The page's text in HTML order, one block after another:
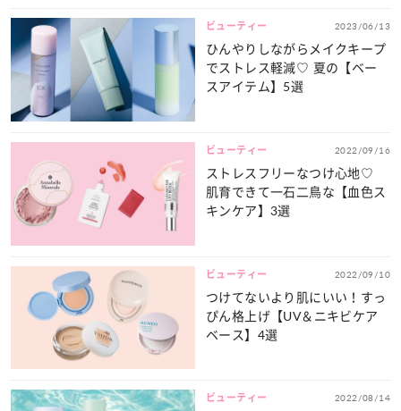
ビューティー 2023/06/13
ひんやりしながらメイクキープ
でストレス軽減♡ 夏の【ベー
スアイテム】5選
ビューティー 2022/09/16
ストレスフリーなつけ心地♡
肌育できて一石二鳥な【血色ス
キンケア】3選
ビューティー 2022/09/10
つけてないより肌にいい！すっ
ぴん格上げ【UV＆ニキビケア
ベース】4選
ビューティー 2022/08/14